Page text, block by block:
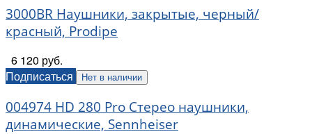
3000BR Наушники, закрытые, черный/
красный, Prodipe
6 120 руб.
Подписаться
Нет в наличии
004974 HD 280 Pro Стерео наушники,
динамические, Sennheiser